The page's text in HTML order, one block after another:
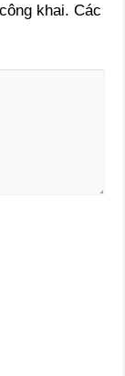
khai. Các